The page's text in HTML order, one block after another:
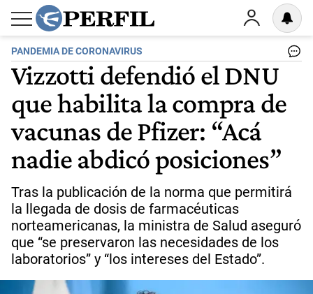
PANDEMIA DE CORONAVIRUS
Vizzotti defendió el DNU
que habilita la compra de
vacunas de Pfizer: “Acá
nadie abdicó posiciones”
Tras la publicación de la norma que permitirá
la llegada de dosis de farmacéuticas
norteamericanas, la ministra de Salud aseguró
que “se preservaron las necesidades de los
laboratorios” y “los intereses del Estado”.